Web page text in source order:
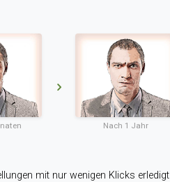
Nach 1 Jahr
mit nur wenigen Klicks erledigt